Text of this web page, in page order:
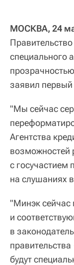
МОСКВА, 24
специального
заявил
"Мы сейчас
Агентства
возможностей
с
на слушаниях
"Минэк сейчас
и
в
будут